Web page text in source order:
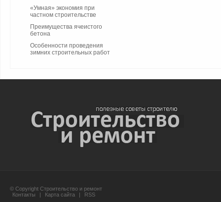
«Умная» экономия при
частном строительстве
Преимущества ячеистого
бетона
Особенности проведения
зимних строительных работ
© Copyright Строительство и ремонт
Контакты
| Карта сайта | RSS